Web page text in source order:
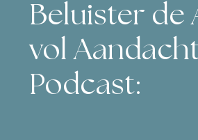
Beluister de
vol
Podcast: